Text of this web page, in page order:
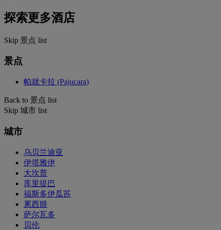
探索更多酒店
Skip 景点 list
景点
帕就卡拉 (Pajucara)
Back to 景点 list
Skip 城市 list
城市
乌贝兰迪亚
伊塔雅伊
大坎普
库里提巴
福斯多伊瓜苏
累西腓
萨尔瓦多
贝伦